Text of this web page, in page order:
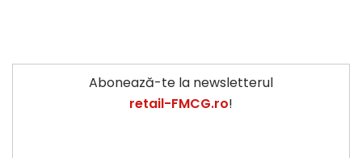
Abonează-te la newsletterul
retail-FMCG.ro!